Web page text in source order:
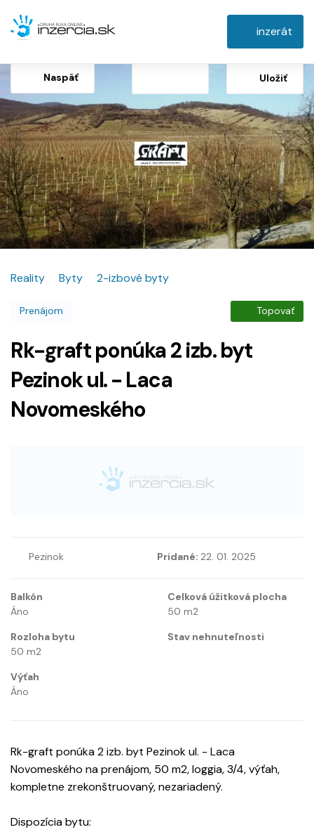
inzerát
Naspäť Uložiť
Reality Byty 2-izbové byty
Prenájom Topovať
Rk-graft ponúka 2 izb. byt
Pezinok ul. - Laca
Novomeského
Pezinok Pridané: 22. 01. 2025
Balkón
Áno
Celková úžitková plocha
50 m2
Rozloha bytu
50 m2
Stav nehnuteľnosti
Výťah
Áno
Rk-graft ponúka 2 izb. byt Pezinok ul. - Laca
Novomeského na prenájom, 50 m2, loggia, 3/4, výťah,
kompletne zrekonštruovaný, nezariadený.
Dispozícia bytu: